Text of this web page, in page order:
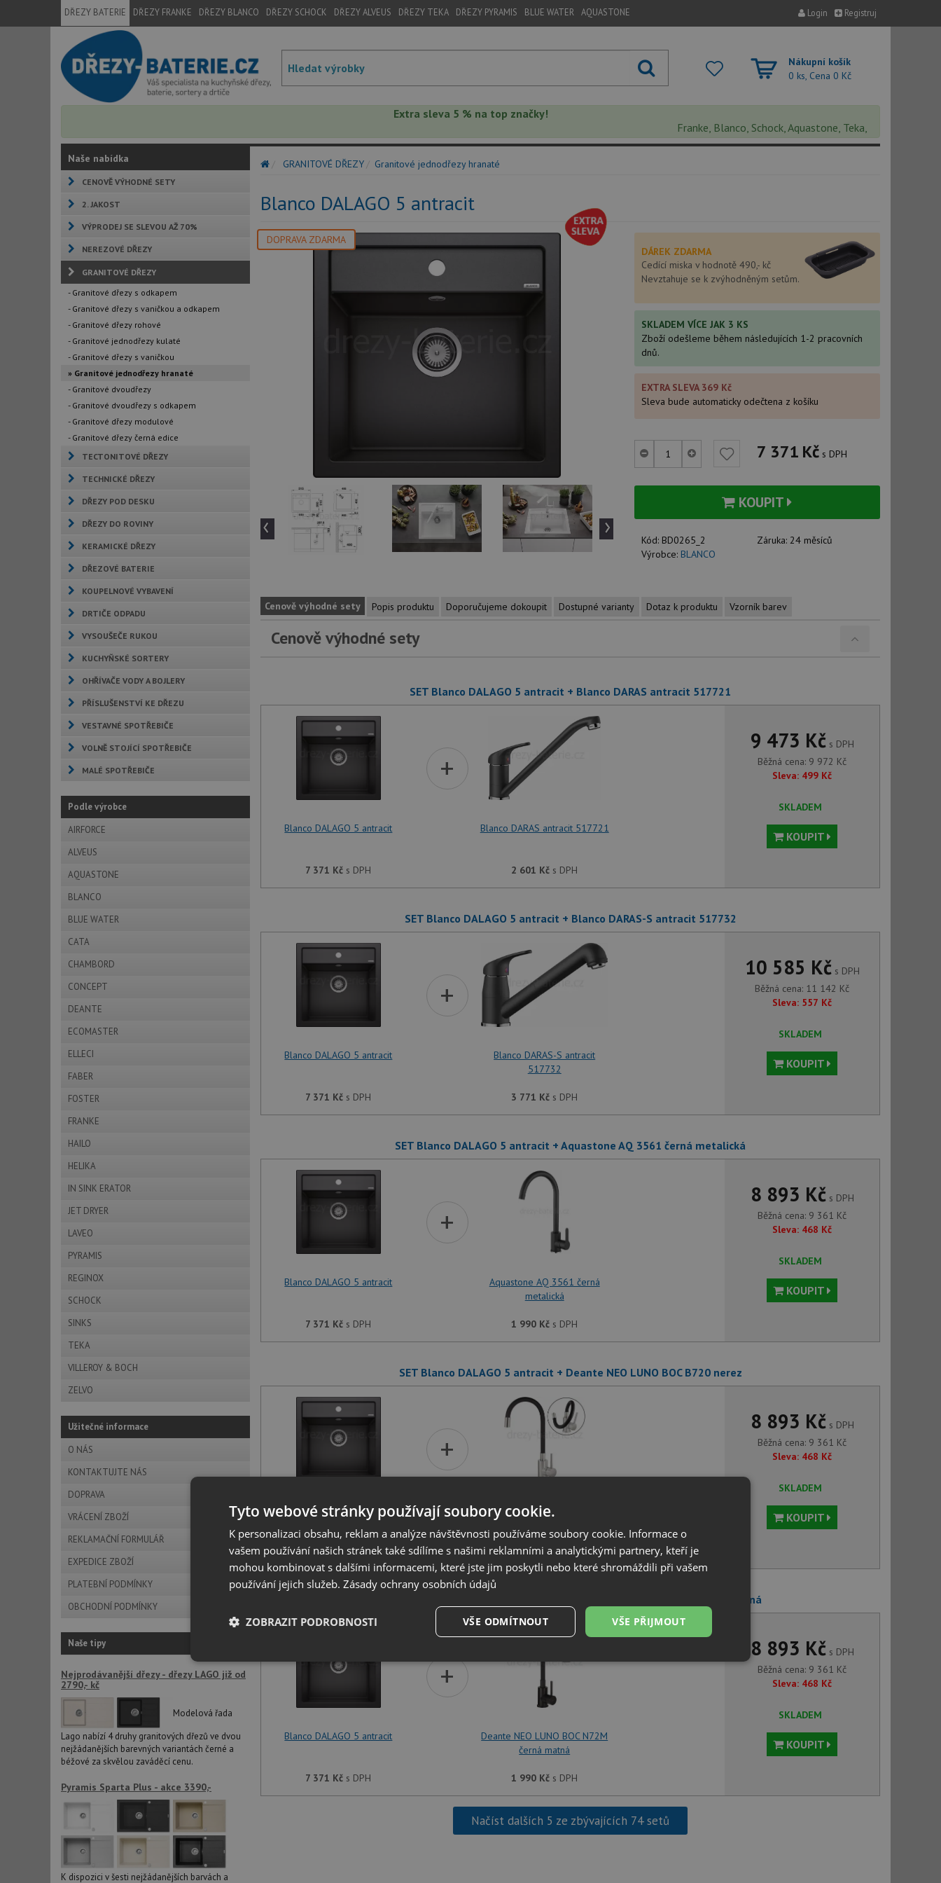
DŘEZY BATERIE DŘEZY FRANKE DŘEZY BLANCO DŘEZY SCHOCK DŘEZY ALVEUS DŘEZY TEKA DŘEZY PYRAMIS BLUE WATER AQUASTONE Login Registruj
Nákupní košík
0 ks, Cena 0 Kč
Extra sleva 5 % na top značky!
Franke, Blanco, Schock, Aquastone, Teka, Helika, Deante,
Naše nabídka
CENOVĚ VÝHODNÉ SETY
2. JAKOST
VÝPRODEJ SE SLEVOU AŽ 70%
NEREZOVÉ DŘEZY
GRANITOVÉ DŘEZY
- Granitové dřezy s odkapem
- Granitové dřezy s vaničkou a odkapem
- Granitové dřezy rohové
- Granitové jednodřezy kulaté
- Granitové dřezy s vaničkou
» Granitové jednodřezy hranaté
- Granitové dvoudřezy
- Granitové dvoudřezy s odkapem
- Granitové dřezy modulové
- Granitové dřezy černá edice
TECTONITOVÉ DŘEZY
TECHNICKÉ DŘEZY
DŘEZY POD DESKU
DŘEZY DO ROVINY
KERAMICKÉ DŘEZY
DŘEZOVÉ BATERIE
KOUPELNOVÉ VYBAVENÍ
DRTIČE ODPADU
VYSOUŠEČE RUKOU
KUCHYŇSKÉ SORTERY
OHŘÍVAČE VODY A BOJLERY
PŘÍSLUŠENSTVÍ KE DŘEZU
VESTAVNÉ SPOTŘEBIČE
VOLNĚ STOJÍCÍ SPOTŘEBIČE
MALÉ SPOTŘEBIČE
Podle výrobce
AIRFORCE
ALVEUS
AQUASTONE
BLANCO
BLUE WATER
CATA
CHAMBORD
CONCEPT
DEANTE
ECOMASTER
ELLECI
FABER
FOSTER
FRANKE
HAILO
HELIKA
IN SINK ERATOR
JET DRYER
LAVEO
PYRAMIS
REGINOX
SCHOCK
SINKS
TEKA
VILLEROY & BOCH
ZELVO
Užitečné informace
O NÁS
KONTAKTUJTE NÁS
DOPRAVA
VRÁCENÍ ZBOŽÍ
REKLAMAČNÍ FORMULÁŘ
EXPEDICE ZBOŽÍ
PLATEBNÍ PODMÍNKY
OBCHODNÍ PODMÍNKY
Naše tipy
Nejprodávanější dřezy - dřezy LAGO již od
2790,- kč
Modelová řada
Lago nabízí 4 druhy granitových dřezů ve dvou
nejžádanějších barevných variantách černé a
béžové za skvělou zaváděcí cenu.
Pyramis Sparta Plus - akce 3390,-
K dispozici v šesti nejžádanějších barvách a
GRANITOVÉ DŘEZY Granitové jednodřezy hranaté
Blanco DALAGO 5 antracit
DOPRAVA ZDARMA
‹ ›
DÁREK ZDARMA
Cedící miska v hodnotě 490,- kč
Nevztahuje se k zvýhodněným setům.
SKLADEM VÍCE JAK 3 KS
Zboží odešleme během následujících 1-2 pracovních
dnů.
EXTRA SLEVA 369 Kč
Sleva bude automaticky odečtena z košíku
7 371 Kč s DPH
KOUPIT
Kód: BD0265_2 Záruka:24 měsíců
Výrobce: BLANCO
Cenově výhodné sety Popis produktu Doporučujeme dokoupit Dostupné varianty Dotaz k produktu Vzorník barev
Cenově výhodné sety
SET Blanco DALAGO 5 antracit + Blanco DARAS antracit 517721
Blanco DALAGO 5 antracit
7 371 Kč s DPH
+
Blanco DARAS antracit 517721
2 601 Kč s DPH
9 473 Kčs DPH
Běžná cena: 9 972 Kč
Sleva: 499 Kč
SKLADEM
KOUPIT
SET Blanco DALAGO 5 antracit + Blanco DARAS-S antracit 517732
Blanco DALAGO 5 antracit
7 371 Kč s DPH
+
Blanco DARAS-S antracit
517732
3 771 Kč s DPH
10 585 Kčs DPH
Běžná cena: 11 142 Kč
Sleva: 557 Kč
SKLADEM
KOUPIT
SET Blanco DALAGO 5 antracit + Aquastone AQ 3561 černá metalická
Blanco DALAGO 5 antracit
7 371 Kč s DPH
+
Aquastone AQ 3561 černá
metalická
1 990 Kč s DPH
8 893 Kčs DPH
Běžná cena: 9 361 Kč
Sleva: 468 Kč
SKLADEM
KOUPIT
SET Blanco DALAGO 5 antracit + Deante NEO LUNO BOC B720 nerez
Blanco DALAGO 5 antracit
7 371 Kč s DPH
+
Deante NEO LUNO BOC B720
1 990 Kčs DPH
8 893 Kčs DPH
Běžná cena: 9 361 Kč
Sleva: 468 Kč
SKLADEM
KOUPIT
SET Blanco DALAGO 5 antracit + Deante NEO LUNO BOC N72M černá matná
Blanco DALAGO 5 antracit
7 371 Kč s DPH
+
Deante NEO LUNO BOC N72M
černá matná
1 990 Kč s DPH
8 893 Kčs DPH
Běžná cena: 9 361 Kč
Sleva: 468 Kč
SKLADEM
KOUPIT
Načíst dalších 5 ze zbývajících 74 setů
Tyto webové stránky používají soubory cookie.
K personalizaci obsahu, reklam a analýze návštěvnosti používáme soubory cookie. Informace o
vašem používání našich stránek také sdílíme s našimi reklamními a analytickými partnery, kteří je
mohou kombinovat s dalšími informacemi, které jste jim poskytli nebo které shromáždili při vašem
používání jejich služeb. Zásady ochrany osobních údajů
VŠE PŘIJMOUT
VŠE ODMÍTNOUT
ZOBRAZIT PODROBNOSTI
Nezbytně nutné
Výkonové
Soubory cílení Funkční soubory
Nezařazené
Nezbytně nutné soubory Výkonové soubory Funkční soubory
Nezbytně nutné soubory cookie umožňují základní funkce webových stránek, jako je přihlášení uživatele a správa účtu. Webové
stránky nelze bez nezbytně nutných souborů cookie správně používat.
Popis